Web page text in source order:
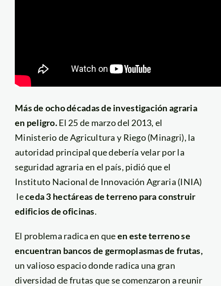
Más de ocho décadas de investigación agraria
en peligro.El 25 de marzo del 2013, el
Ministerio de Agricultura y Riego (Minagri), la
autoridad principal que debería velar por la
seguridad agraria en el país, pidió que el
Instituto Nacional de Innovación Agraria (INIA)
leceda 3 hectáreas de terreno para construir
edificios de oficinas.
El problema radica en queen este terreno se
encuentran bancos de germoplasmas de frutas,
un valioso espacio donde radica una gran
diversidad de frutas que se comenzaron a reunir